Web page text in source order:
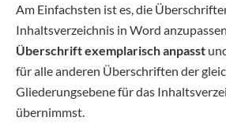
Am Einfachsten ist es, die
Inhaltsverzeichnis in Word
Überschrift exemplarisch anpasst
für alle anderen Überschriften der
Gliederungsebene für das
übernimmst.